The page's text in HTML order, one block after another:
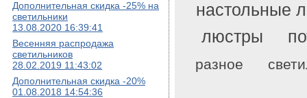
Дополнительная скидка -25% на
светильники
13.08.2020 16:39:41
Весенняя распродажа
светильников
28.02.2019 11:43:02
Дополнительная скидка -20%
01.08.2018 14:54:36
настольные
люстры
разное